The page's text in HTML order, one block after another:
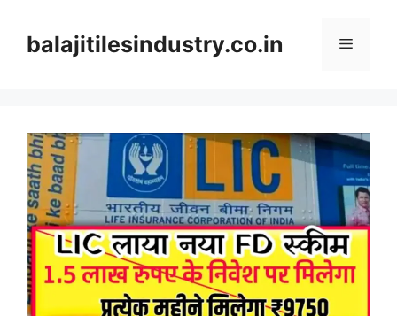
contentbalajitilesindustry.co.in Menu